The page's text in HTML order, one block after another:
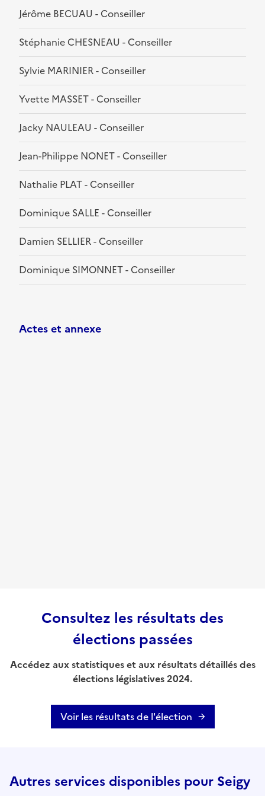
Jérôme BECUAU - Conseiller
Stéphanie CHESNEAU - Conseiller
Sylvie MARINIER - Conseiller
Yvette MASSET - Conseiller
Jacky NAULEAU - Conseiller
Jean-Philippe NONET - Conseiller
Nathalie PLAT - Conseiller
Dominique SALLE - Conseiller
Damien SELLIER - Conseiller
Dominique SIMONNET - Conseiller
Actes et annexe
Consultez les résultats des
élections passées
Accédez aux statistiques et aux résultats détaillés des
élections législatives 2024.
Voir les résultats de l'élection
Autres services disponibles pour Seigy